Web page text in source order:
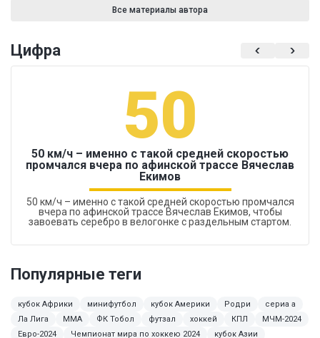
Все материалы автора
Цифра
50
50 км/ч – именно с такой средней скоростью
промчался вчера по афинской трассе Вячеслав
Екимов
50 км/ч – именно с такой средней скоростью промчался
вчера по афинской трассе Вячеслав Екимов, чтобы
завоевать серебро в велогонке с раздельным стартом.
Популярные теги
кубок Африки минифутбол кубок Америки Родри
сериа а
Ла Лига
ММА ФК Тобол футзал хоккей КПЛ
МЧМ-2024
Евро-2024
Чемпионат мира по хоккею 2024
кубок Азии